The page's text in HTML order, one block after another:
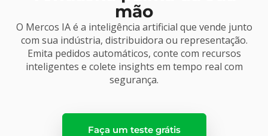
mão
O Mercos IA é a inteligência artificial que vende junto
com sua indústria, distribuidora ou representação.
Emita pedidos automáticos, conte com recursos
inteligentes e colete insights em tempo real com
segurança.
Faça um teste grátis